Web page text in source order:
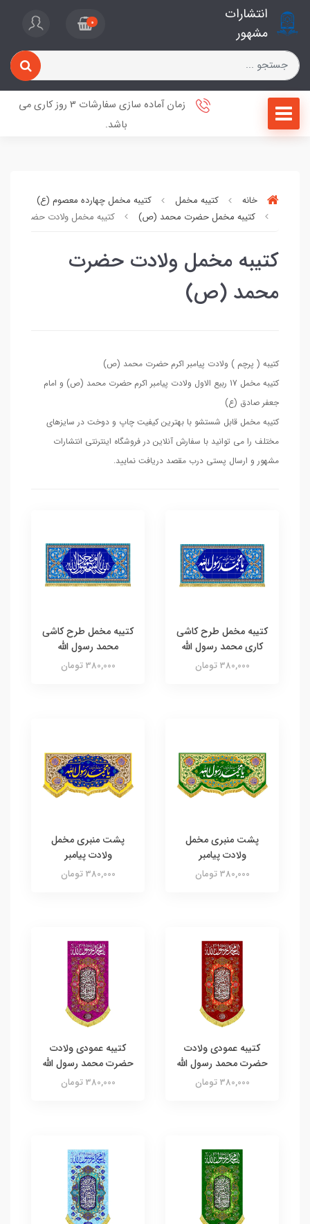
انتشارات
مشهور
0
زمان آماده سازی سفارشات 3 روز کاری می
باشد.
خانه کتیبه مخمل
کتیبه مخمل چهارده معصوم (ع)
کتیبه مخمل حضرت محمد (ص)
کتیبه مخمل ولادت حضرت
کتیبه مخمل ولادت حضرت
محمد (ص)
کتیبه ( پرچم ) ولادت پیامبر اکرم حضرت محمد (ص)
کتیبه مخمل 17 ربیع الاول ولادت پیامبر اکرم حضرت محمد (ص) و امام
جعفر صادق (ع)
کتیبه مخمل قابل شستشو با بهترین کیفیت چاپ و دوخت در سایزهای
مختلف را می توانید با سفارش آنلاین در فروشگاه اینترنتی انتشارات
مشهور و ارسال پستی درب مقصد دریافت نمایید.
کتیبه مخمل طرح کاشی
کاری محمد رسول الله
380,000 تومان
کتیبه مخمل طرح کاشی
محمد رسول الله
380,000 تومان
پشت منبری مخمل
ولادت پیامبر
380,000 تومان
پشت منبری مخمل
ولادت پیامبر
380,000 تومان
کتیبه عمودی ولادت
حضرت محمد رسول الله
380,000 تومان
کتیبه عمودی ولادت
حضرت محمد رسول الله
380,000 تومان